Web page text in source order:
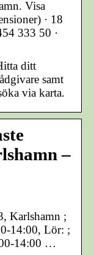
Visa
· 18
333 50 ·
ditt
samt
via karta.
–
Karlshamn ;
14:00, Lör: ;
14:00 …